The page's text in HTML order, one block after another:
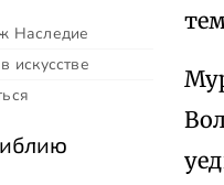
Наследие
искусстве